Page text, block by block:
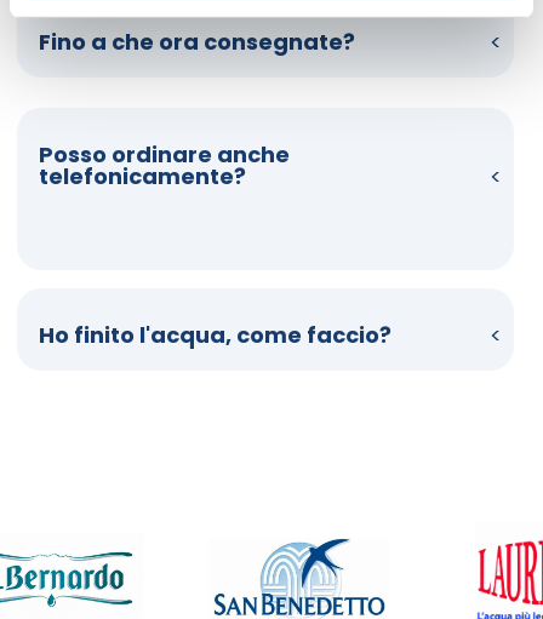
Fino a che ora consegnate?
Posso ordinare anche
telefonicamente?
Ho finito l'acqua, come faccio?